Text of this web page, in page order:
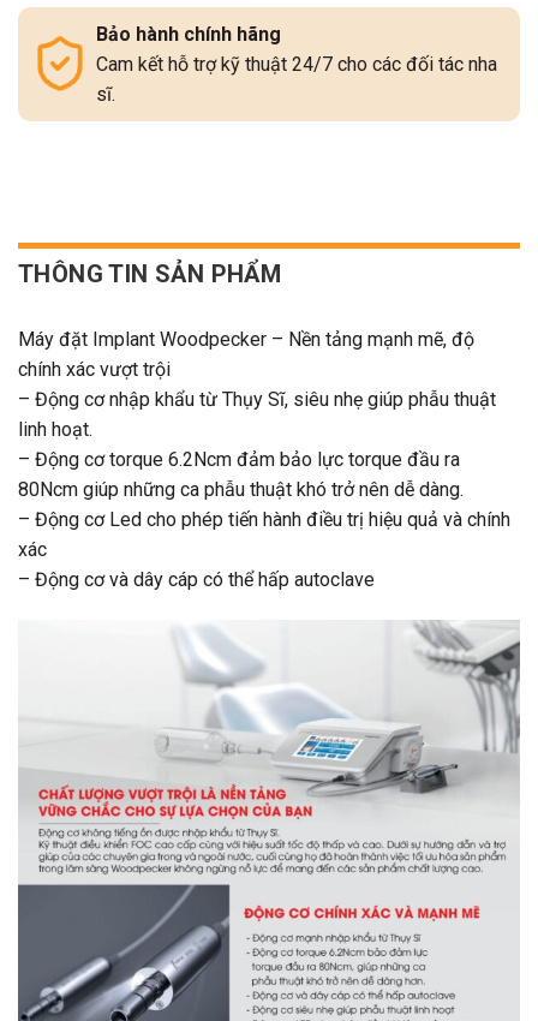
Bảo hành chính hãng
Cam kết hỗ trợ kỹ thuật 24/7 cho các đối tác nha
sĩ.
THÔNG TIN SẢN PHẨM
Máy đặt Implant Woodpecker – Nền tảng mạnh mẽ, độ
chính xác vượt trội
– Động cơ nhập khẩu từ Thụy Sĩ, siêu nhẹ giúp phẫu thuật
linh hoạt.
– Động cơ torque 6.2Ncm đảm bảo lực torque đầu ra
80Ncm giúp những ca phẫu thuật khó trở nên dễ dàng.
– Động cơ Led cho phép tiến hành điều trị hiệu quả và chính
xác
– Động cơ và dây cáp có thể hấp autoclave